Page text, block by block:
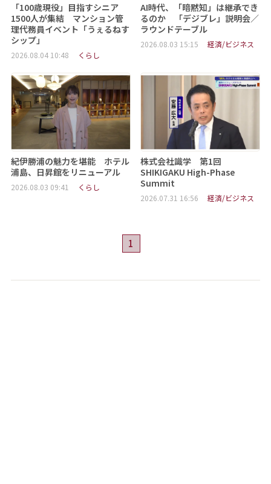
「100歳現役」目指すシニア
1500人が集結 マンション管
理代務員イベント「うぇるねす
シップ」
2026.08.04 10:48 くらし
AI時代、「暗黙知」は継承でき
るのか 「デジブレ」説明会／
ラウンドテーブル
2026.08.03 15:15 経済/ビジネス
紀伊勝浦の魅力を堪能 ホテル
浦島、日昇館をリニューアル
2026.08.03 09:41 くらし
株式会社識学 第1回
SHIKIGAKU High-Phase
Summit
2026.07.31 16:56 経済/ビジネス
1